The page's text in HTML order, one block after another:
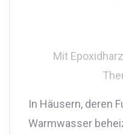
Mit
In Häusern, deren
Warmwasser